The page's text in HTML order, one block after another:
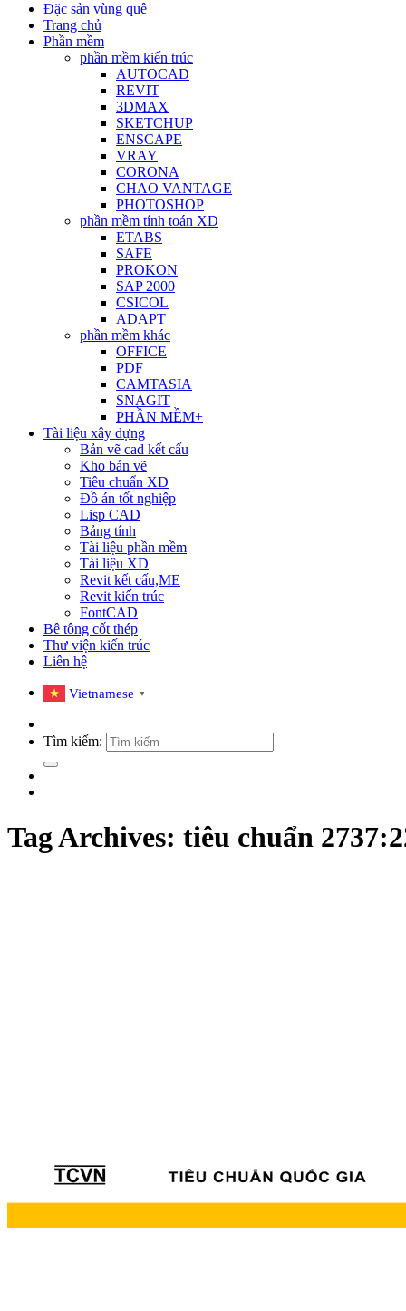
Đặc sản vùng quê
Trang chủ
Phần mềm
phần mềm kiến trúc
AUTOCAD
REVIT
3DMAX
SKETCHUP
ENSCAPE
VRAY
CORONA
CHAO VANTAGE
PHOTOSHOP
phần mềm tính toán XD
ETABS
SAFE
PROKON
SAP 2000
CSICOL
ADAPT
phần mềm khác
OFFICE
PDF
CAMTASIA
SNAGIT
PHẦN MỀM+
Tài liệu xây dựng
Bản vẽ cad kết cấu
Kho bản vẽ
Tiêu chuẩn XD
Đồ án tốt nghiệp
Lisp CAD
Bảng tính
Tài liệu phần mềm
Tài liệu XD
Revit kết cấu,ME
Revit kiến trúc
FontCAD
Bê tông cốt thép
Thư viện kiến trúc
Liên hệ
Vietnamese ▼
Tìm kiếm:
Tag Archives: tiêu chuẩn